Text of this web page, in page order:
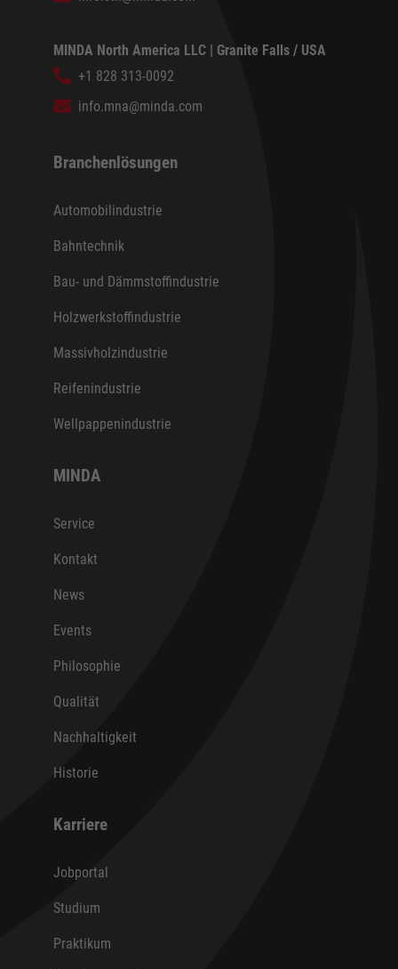
MINDA North America LLC | Granite Falls / USA
+1 828 313-0092
info.mna@minda.com
Branchenlösungen
Automobilindustrie
Bahntechnik
Bau- und Dämmstoffindustrie
Holzwerkstoffindustrie
Massivholzindustrie
Reifenindustrie
Wellpappenindustrie
MINDA
Service
Kontakt
News
Events
Philosophie
Qualität
Nachhaltigkeit
Historie
Karriere
Jobportal
Studium
Praktikum